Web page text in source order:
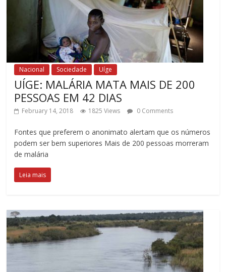
Nacional Sociedade Uíge
UÍGE: MALÁRIA MATA MAIS DE 200
PESSOAS EM 42 DIAS
February 14, 2018 1825 Views 0 Comments
Fontes que preferem o anonimato alertam que os números
podem ser bem superiores Mais de 200 pessoas morreram
de malária
Leia mais